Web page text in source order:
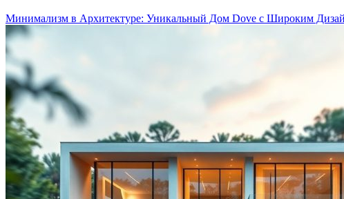
Минимализм в Архитектуре: Уникальный Дом Dove с Широким